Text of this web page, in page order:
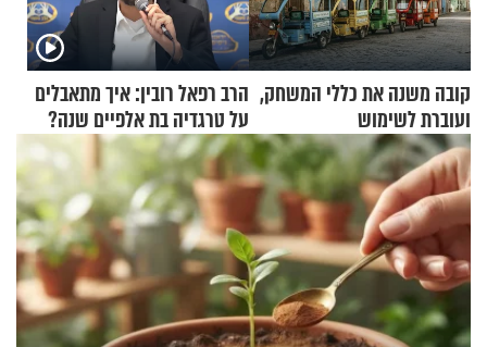
קובה משנה את כללי המשחק,
ועוברת לשימוש
בתלת־אופנועים סולאריים
הרב רפאל רובין: איך מתאבלים
על טרגדיה בת אלפיים שנה?